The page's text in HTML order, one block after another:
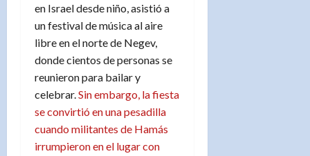
en Israel desde niño, asistió a
un festival de música al aire
libre en el norte de Negev,
donde cientos de personas se
reunieron para bailar y
celebrar.Sin embargo, la fiesta
se convirtió en una pesadilla
cuando militantes de Hamás
irrumpieron en el lugar con